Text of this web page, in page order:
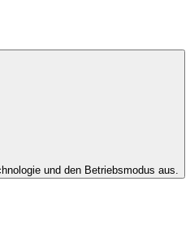
und den Betriebsmodus aus.